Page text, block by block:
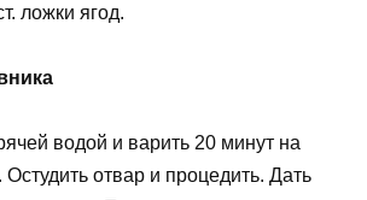
ложки ягод.
водой и варить 20 минут на
отвар и процедить. Дать